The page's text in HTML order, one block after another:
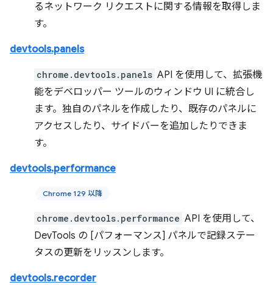
るネットワーク リクエストに関する情報を取得しま
す。
devtools.panels
chrome.devtools.panels API を使用して、拡張機
能をデベロッパー ツールのウィンドウ UI に統合し
ます。独自のパネルを作成したり、既存のパネルに
アクセスしたり、サイドバーを追加したりできま
す。
devtools.performance
Chrome 129 以降
chrome.devtools.performance API を使用して、
DevTools の [パフォーマンス] パネルで記録ステー
タスの更新をリッスンします。
devtools.recorder